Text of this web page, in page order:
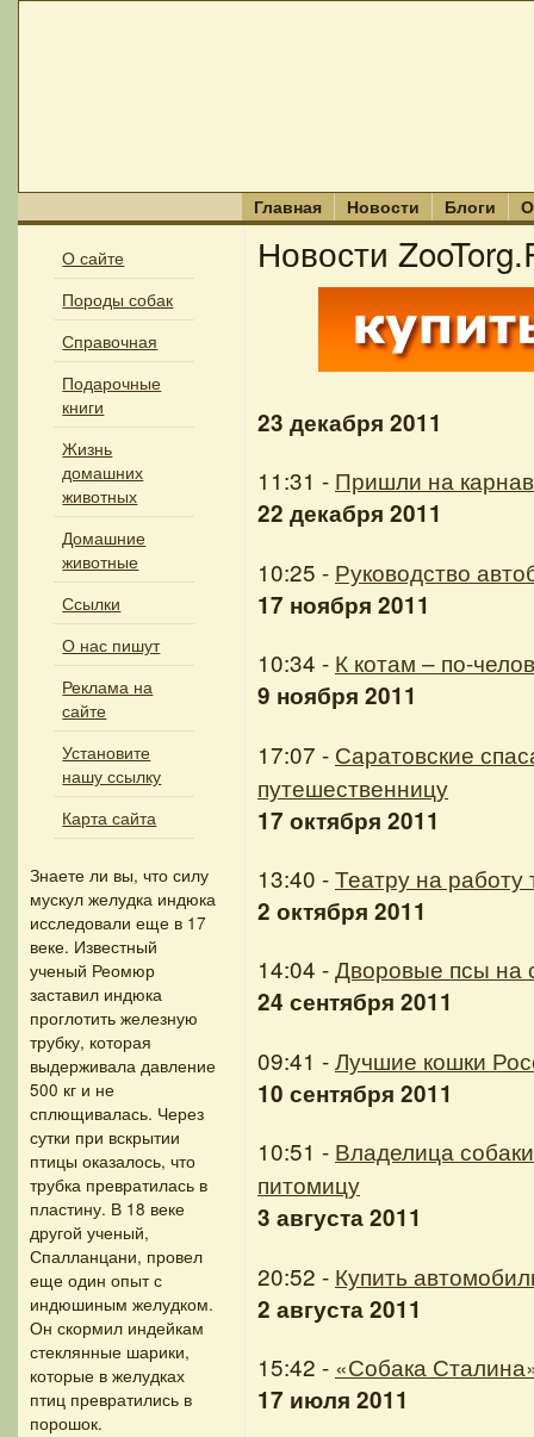
Главная Новости Блоги
О сайте
Породы собак
Справочная
Подарочные
книги
Жизнь
домашних
животных
Домашние
животные
Ссылки
О нас пишут
Реклама на
сайте
Установите
нашу ссылку
Карта сайта
Знаете ли вы, что силу
мускул желудка индюка
исследовали еще в 17
веке. Известный
ученый Реомюр
заставил индюка
проглотить железную
трубку, которая
выдерживала давление
500 кг и не
сплющивалась. Через
сутки при вскрытии
птицы оказалось, что
трубка превратилась в
пластину. В 18 веке
другой ученый,
Спалланцани, провел
еще один опыт с
индюшиным желудком.
Он скормил индейкам
стеклянные шарики,
которые в желудках
птиц превратились в
порошок.
Новости
23 декабря 2011
11:31 - Пришли на
22 декабря 2011
10:25 - Руководство
17 ноября 2011
10:34 - К котам – по-
9 ноября 2011
17:07 - Саратовские
путешественницу
17 октября 2011
13:40 -Театру на работу
2 октября 2011
14:04 -Дворовые псы на
24 сентября 2011
09:41 -Лучшие кошки
10 сентября 2011
10:51 - Владелица
питомицу
3 августа 2011
20:52 - Купить
2 августа 2011
15:42 - «Собака
17 июля 2011